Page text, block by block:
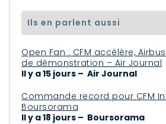
ils en parlent aussi
Open Fan : CFM accélère,
de démonstration – Air Journal
Il y a 15 jours – Air Journal
Commande record pour CFM
Boursorama
Il y a 18 jours – Boursorama